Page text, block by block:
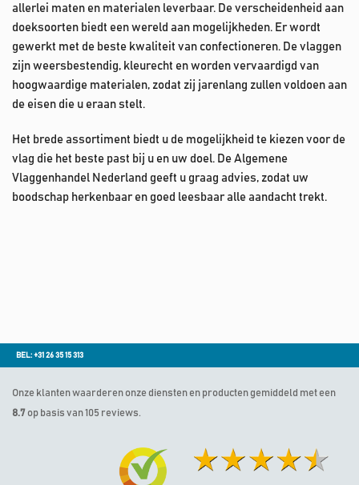
allerlei maten en materialen leverbaar. De verscheidenheid aan
doeksoorten biedt een wereld aan mogelijkheden. Er wordt
gewerkt met de beste kwaliteit van confectioneren. De vlaggen
zijn weersbestendig, kleurecht en worden vervaardigd van
hoogwaardige materialen, zodat zij jarenlang zullen voldoen aan
de eisen die u eraan stelt.
Het brede assortiment biedt u de mogelijkheid te kiezen voor de
vlag die het beste past bij u en uw doel. De Algemene
Vlaggenhandel Nederland geeft u graag advies, zodat uw
boodschap herkenbaar en goed leesbaar alle aandacht trekt.
BEL: +31 26 35 15 313
Onze klanten waarderen onze diensten en producten gemiddeld met een
8.7 op basis van 105 reviews.